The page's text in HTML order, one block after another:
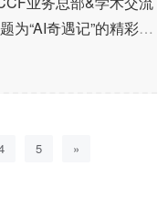
为“AI奇遇记”的精彩科
普及计算机科学知
5 »